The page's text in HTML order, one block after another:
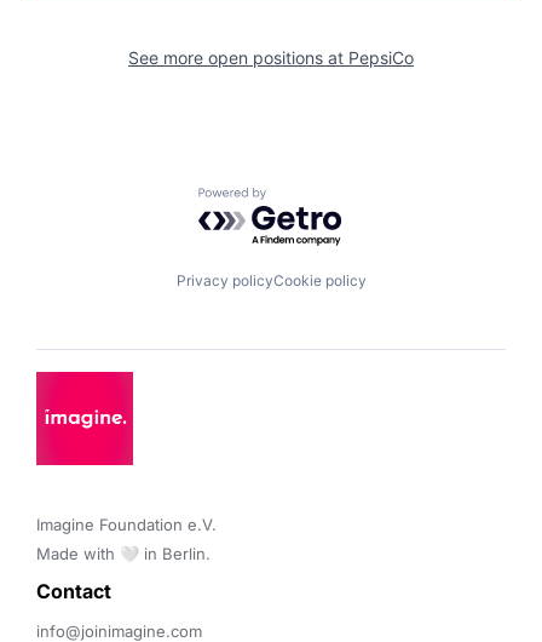
See more open positions at PepsiCo
Powered by Getro.com
Privacy policyCookie policy
Imagine Foundation e.V.
Made with 🤍 in Berlin.
Contact
info@joinimagine.com